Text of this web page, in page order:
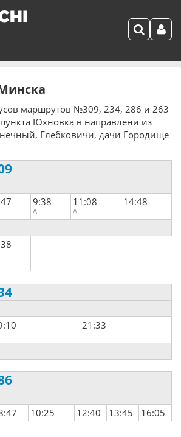
маршрутов №309, 234, 286 и 263
Юхновка в направлени из
Глебковичи, дачи Городище
9:38
А
11:08
А
14:48
21:33
10:25 12:40 13:45
16:05